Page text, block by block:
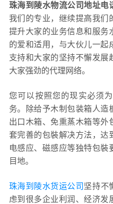
珠海到陵水物流公司地址电
我们的专业，继续提高我们
提升大家的业务信息和服务
的爱和适用，与大伙儿一起
支持和大家的坚持不懈发展
大家强劲的代理网络。
您可以按照您的现实必须
务。除给予木制包装箱人造
出口木箱、免熏蒸木箱等外
套完善的包裝解决方法，达
电感应、磁感应等独特包裝
目地。
珠海到陵水货运公司 坚持不
虑到很多企业利润、经济发